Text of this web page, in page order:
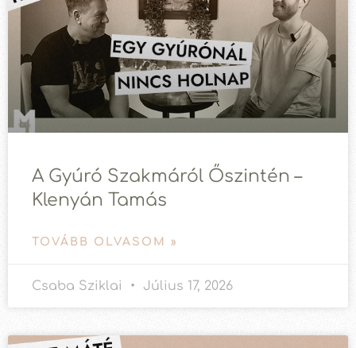
A Gyúró Szakmáról Őszintén –
Klenyán Tamás
TOVÁBB OLVASOM »
Csaba Sziklai Július 17, 2026